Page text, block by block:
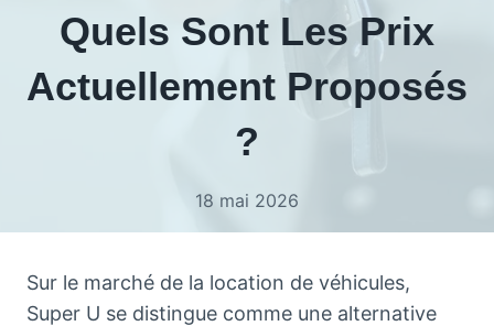
Quels Sont Les Prix
Actuellement Proposés
?
18 mai 2026
Sur le marché de la location de véhicules,
Super U se distingue comme une alternative